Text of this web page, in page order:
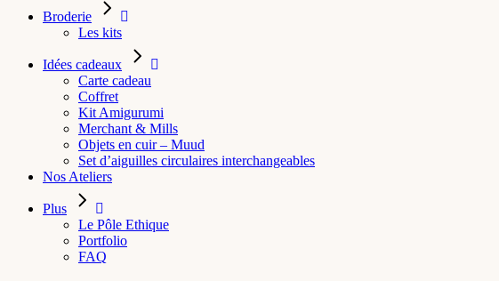
Broderie
Les kits
Idées cadeaux
Carte cadeau
Coffret
Kit Amigurumi
Merchant & Mills
Objets en cuir – Muud
Set d’aiguilles circulaires interchangeables
Nos Ateliers
Plus
Le Pôle Ethique
Portfolio
FAQ